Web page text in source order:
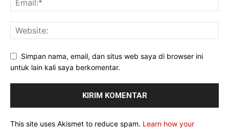
Simpan nama, email, dan situs web saya di browser ini
untuk lain kali saya berkomentar.
This site uses Akismet to reduce spam. Learn how your